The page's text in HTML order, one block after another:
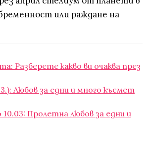
или раждане на
Разберете какво ви очаква през
Любов за едни и много късмет
Пролетна любов за едни и